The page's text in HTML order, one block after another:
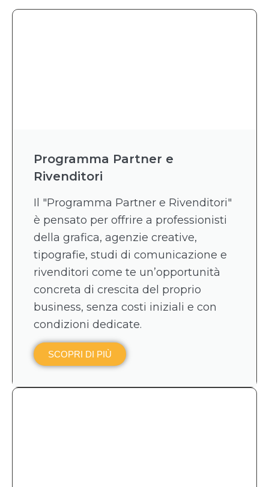
Programma Partner e
Rivenditori
Il "Programma Partner e Rivenditori"
è pensato per offrire a professionisti
della grafica, agenzie creative,
tipografie, studi di comunicazione e
rivenditori come te un’opportunità
concreta di crescita del proprio
business, senza costi iniziali e con
condizioni dedicate.
SCOPRI DI PIÙ